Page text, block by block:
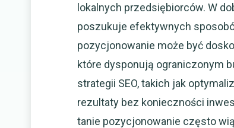
lokalnych przedsiębiorców. W
poszukuje efektywnych
pozycjonowanie może być
które dysponują ograniczonym
strategii SEO, takich jak
rezultaty bez konieczności
tanie pozycjonowanie często